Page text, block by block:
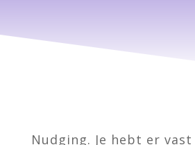
Nudging. Je hebt er vast